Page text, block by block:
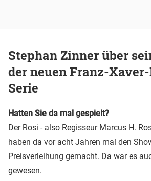
Stephan Zinner über
der neuen Franz-
Serie
Hatten Sie da mal gespielt?
Der Rosi - also Regisseur Marcus H.
haben da vor acht Jahren mal den
Preisverleihung gemacht. Da war es
gewesen.